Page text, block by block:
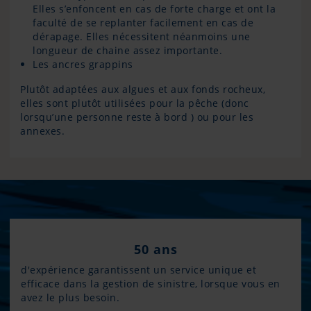
Elles s’enfoncent en cas de forte charge et ont la
faculté de se replanter facilement en cas de
dérapage. Elles nécessitent néanmoins une
longueur de chaine assez importante.
Les ancres grappins
Plutôt adaptées aux algues et aux fonds rocheux,
elles sont plutôt utilisées pour la pêche (donc
lorsqu’une personne reste à bord ) ou pour les
annexes.
50 ans
d'expérience garantissent un service unique et
efficace dans la gestion de sinistre, lorsque vous en
avez le plus besoin.